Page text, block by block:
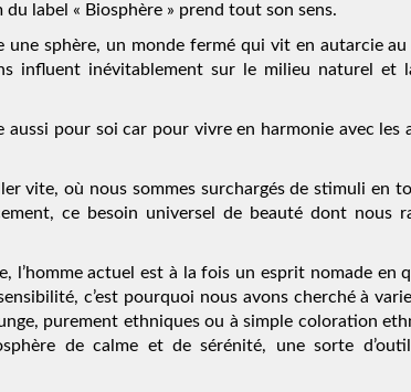
label « Biosphère » prend tout son sens.
une sphère, un monde fermé qui vit en autarcie
influent inévitablement sur le milieu naturel et
pour soi car pour vivre en harmonie avec les
vite, où nous sommes surchargés de stimuli en
ce besoin universel de beauté dont nous
l’homme actuel est à la fois un esprit nomade en
c’est pourquoi nous avons cherché à
purement ethniques ou à simple coloration
de calme et de sérénité, une sorte